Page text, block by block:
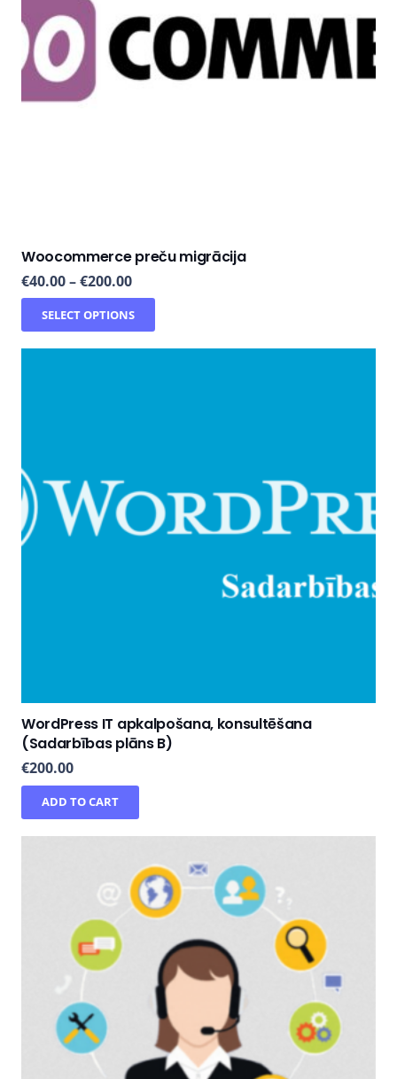
Woocommerce preču migrācija
€40.00–€200.00
SELECT OPTIONS
WordPress IT apkalpošana, konsultēšana
(Sadarbības plāns B)
€200.00
ADD TO CART